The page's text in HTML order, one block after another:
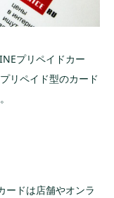
プリペイドカー
リペイド型のカード
ードは店舗やオンラ